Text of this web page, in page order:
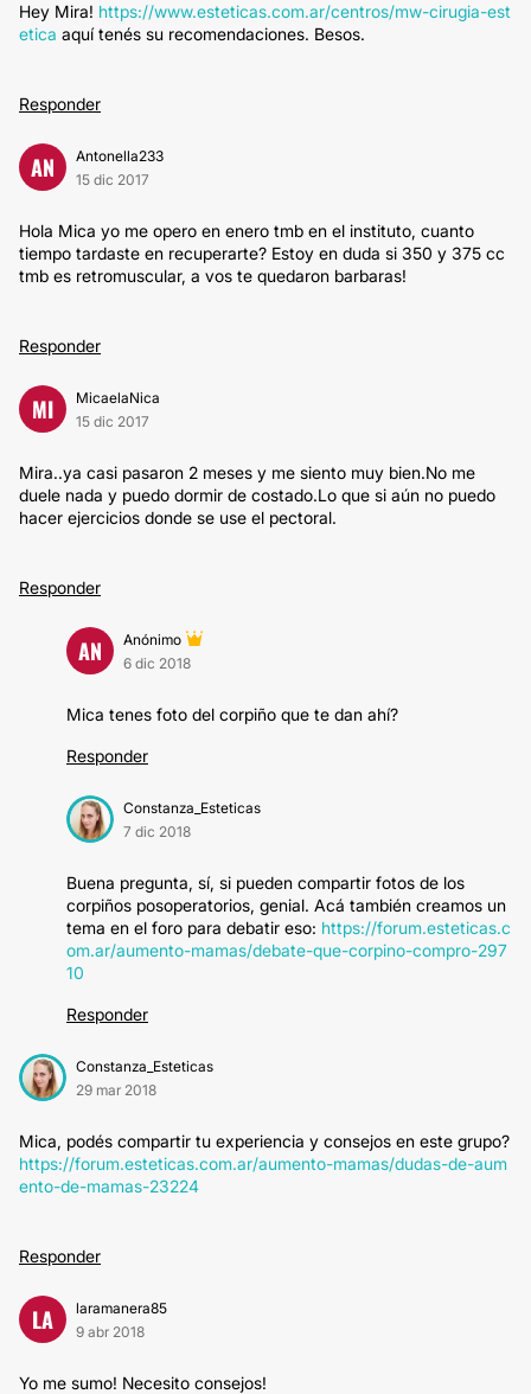
Hey Mira! https://www.esteticas.com.ar/centros/mw-cirugia-est
etica aquí tenés su recomendaciones. Besos.
Responder
AN
Antonella233
15 dic 2017
Hola Mica yo me opero en enero tmb en el instituto, cuanto
tiempo tardaste en recuperarte? Estoy en duda si 350 y 375 cc
tmb es retromuscular, a vos te quedaron barbaras!
Responder
MI
MicaelaNica
15 dic 2017
Mira..ya casi pasaron 2 meses y me siento muy bien.No me
duele nada y puedo dormir de costado.Lo que si aún no puedo
hacer ejercicios donde se use el pectoral.
Responder
AN
Anónimo
6 dic 2018
Mica tenes foto del corpiño que te dan ahí?
Responder
Constanza_Esteticas
7 dic 2018
Buena pregunta, sí, si pueden compartir fotos de los
corpiños posoperatorios, genial. Acá también creamos un
tema en el foro para debatir eso: https://forum.esteticas.c
om.ar/aumento-mamas/debate-que-corpino-compro-297
10
Responder
Constanza_Esteticas
29 mar 2018
Mica, podés compartir tu experiencia y consejos en este grupo?
https://forum.esteticas.com.ar/aumento-mamas/dudas-de-aum
ento-de-mamas-23224
Responder
LA
laramanera85
9 abr 2018
Yo me sumo! Necesito consejos!